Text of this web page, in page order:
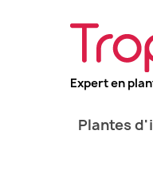
Expert en
Plantes